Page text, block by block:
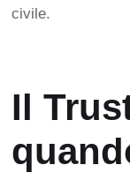
civile.
Il